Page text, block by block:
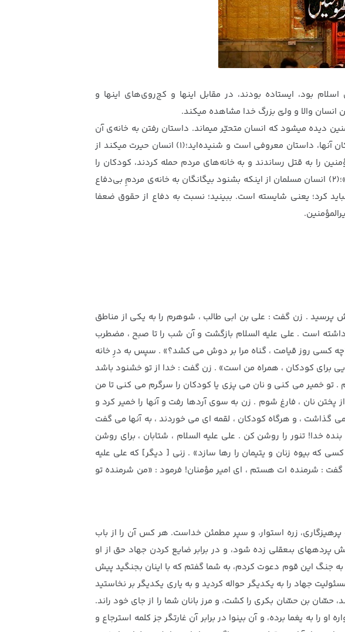
بود، ایستاده بودند، در مقابل اینها و کج‌روی‌های اینها و
انسان والا و ولیّ بزرگ خدا مشاهده میکند.
دیده میشود که انسان متحیّر میماند. داستان رفتن به خانه‌ی آن
همسر شهیدی که یتیمانی دارد -به‌صورت ناشناس- و رفتن کنار تنور و نان پختن برای آنها و سرگرم کردن کودکان آنها، داستان معروفی است و شنیده‌اید؛(۱) انسان حیرت میکند از
را به قتل رساندند و به خانه‌های مردم حمله کردند، کودکان را
کشتند، زنها را تهدید کردند، امیرالمؤمنین میفرماید که «فَلَو اَنَّ امرَأً مُسلِماً ماتَ مِن بَعدِ هٰذا اَسَفاً ما کانَ بِهِ مَلوما»؛(۲) انسان مسلمان از اینکه بشنود بیگانگان به خانه‌ی مردمِ بی‌دفاع
کرد؛ یعنی شایسته است. ببینید؛ نسبت به دفاع از حقوق ضعفا
پرسيد . زن گفت : على بن ابى طالب ، شوهرم را به يكى از مناطق
داشته است . على عليه السلام بازگشت و آن شب را تا صبح ، مضطرب
كسى روز قيامت ، گناه مرا بر دوش مى كشد؟» . سپس به درِ خانه
براى كودكان ، همراه من است» . زن گفت : خدا از تو خشنود باشد
خمير مى كنى و نان مى پزى يا كودكان را سرگرم مى كنى تا من
پختن نان ، فارغ شوم . زن به سوى آردها رفت و آنها را خمير كرد و
گذاشت ، و هرگاه كودكان ، لقمه اى مى خوردند ، به آنها مى گفت
خدا! تنور را روشن كن . على عليه السلام ، شتابان ، براى روشن
بيوه زنان و يتيمان را رها سازد» . زنى [ ديگر] كه على عليه
گفت : شرمنده ات هستم ، اى امير مؤمنان! فرمود : «من شرمنده تو
زره استوار، و سپر مطمئن خداست. هر كس آن را از باب
پرده‏هاى بى‏عقلى زده شود، و در برابر ضايع كردن جهاد حق از او
جنگ اين قوم دعوت كردم، به شما گفتم كه با اينان بجنگيد پيش
جهاد را به يكديگر حواله كرديد و به يارى يكديگر بر نخاستيد
بن حسّان بكرى را كشت، و مرز بانان شما را از جاى خود راند.
به يغما برده، و آن بينوا در برابر آن غارتگر جز كلمه استرجاع و